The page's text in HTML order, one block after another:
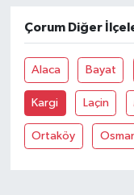
Çorum Diğer
Alaca Bayat
Kargi Laçin
Ortaköy